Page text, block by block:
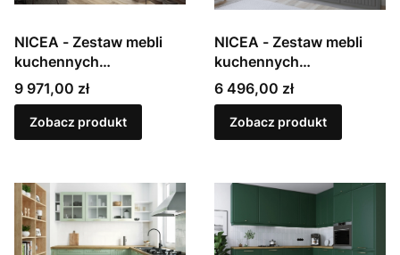
NICEA - Zestaw mebli
kuchennych
modułowych,
lakierowanych w macie
Cena
9 971,00 zł
Zobacz produkt
NICEA - Zestaw mebli
kuchennych
modułowych,
lakierowanych w macie
Cena
6 496,00 zł
Zobacz produkt